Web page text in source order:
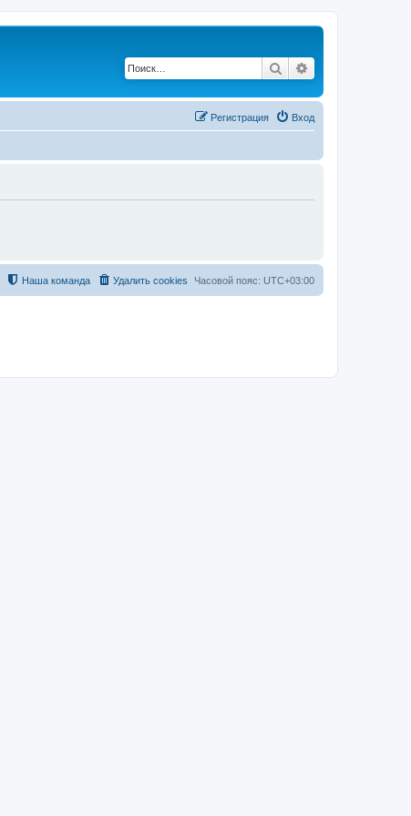
Поиск
Вход
Регистрация
Часовой пояс: UTC+03:00
Удалить cookies
Наша команда